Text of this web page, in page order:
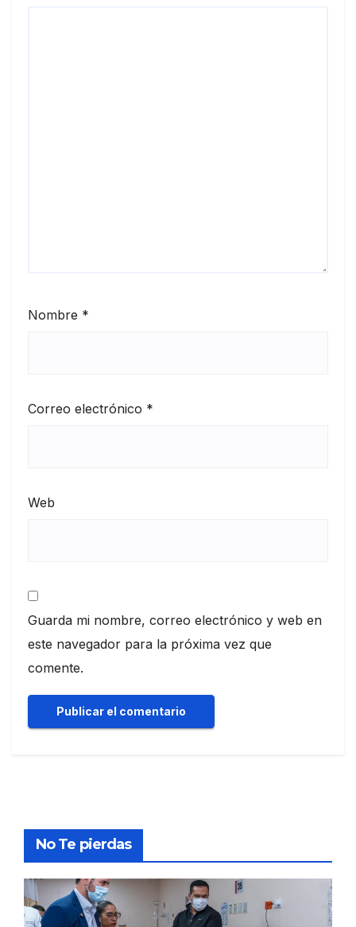
Nombre *
Correo electrónico *
Web
Guarda mi nombre, correo electrónico y web en
este navegador para la próxima vez que
comente.
No Te pierdas